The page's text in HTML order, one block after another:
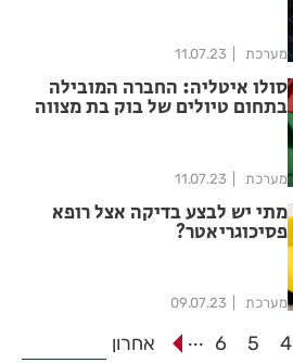
מערכת 11.07.23
סולו איטליה: החברה המובילה
בתחום טיולים של בוק בת מצווה
מערכת 11.07.23
מתי יש לבצע בדיקה אצל רופא
פסיכוגריאטר?
מערכת 09.07.23
4
5
6
... אחרון